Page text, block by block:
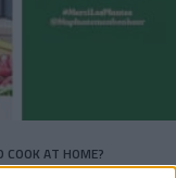
COOK AT HOME?